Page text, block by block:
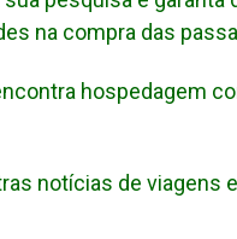
na compra das
hospedagem
notícias de viagens